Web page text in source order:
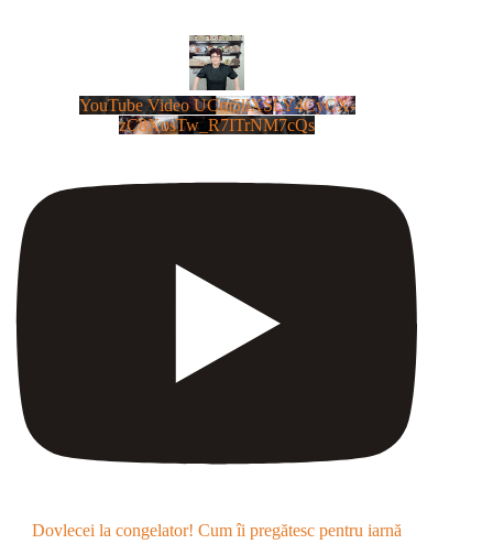
YouTube Video UCm5llXSLY4CyCX-
zC8XosTw_R7ITrNM7cQs
Dovlecei la congelator! Cum îi pregătesc pentru iarnă